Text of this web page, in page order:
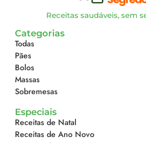
Receitas saudáveis, sem
Categorias
Todas
Pães
Bolos
Massas
Sobremesas
Especiais
Receitas de Natal
Receitas de Ano Novo